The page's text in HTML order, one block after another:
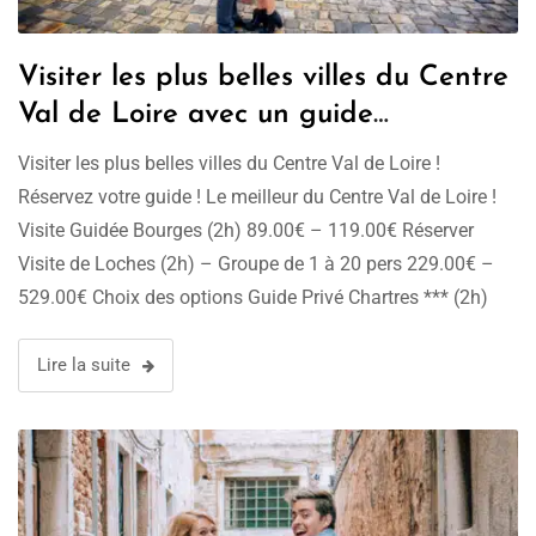
Visiter les plus belles villes du Centre
Val de Loire avec un guide
conférencier !
Visiter les plus belles villes du Centre Val de Loire !
Réservez votre guide ! Le meilleur du Centre Val de Loire !
Visite Guidée Bourges (2h) 89.00€ – 119.00€ Réserver
Visite de Loches (2h) – Groupe de 1 à 20 pers 229.00€ –
529.00€ Choix des options Guide Privé Chartres *** (2h)
Lire la suite